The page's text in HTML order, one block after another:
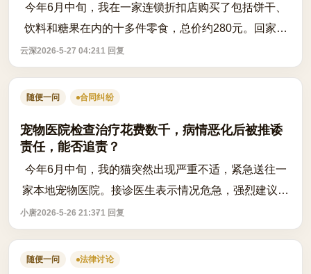
今年6月中旬，我在一家连锁折扣店购买了包括饼干、
饮料和糖果在内的十多件零食，总价约280元。回家后
拆开食用时，发现其中三款食品的生产日期显示距离保
质期仅剩15天左右，而当时货架上既没有张...
云深2026-5-27 04:211 回复
随便一问 合同纠纷
宠物医院检查治疗花费数千，病情恶化后被推诿
责任，能否追责？
今年6月中旬，我的猫突然出现严重不适，紧急送往一
家本地宠物医院。接诊医生表示情况危急，强烈建议立
即进行全套检查并住院治疗，我出于信任先后支付了近
5000元。治疗三天后，猫咪状况持续恶化...
小唐2026-5-26 21:371 回复
随便一问 法律讨论